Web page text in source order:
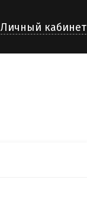
Личный кабинет